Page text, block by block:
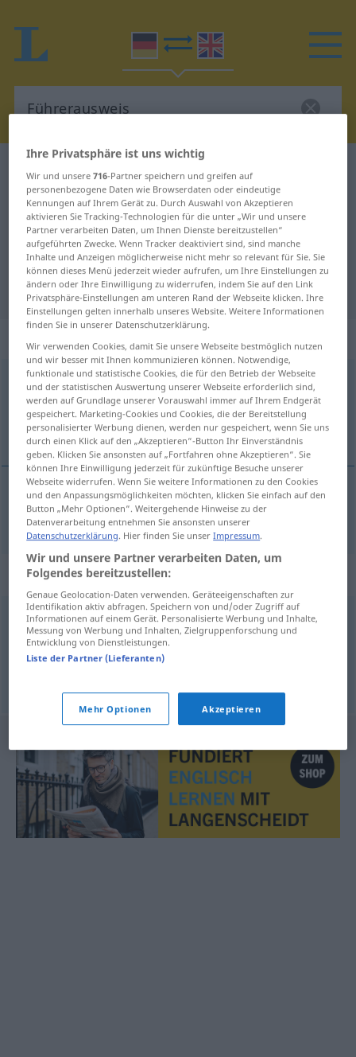
Deutsch-Englisch Übersetzung für
"Führerausweis"
"Führerausweis" Englisch
Übersetzung
„Führerausweis“ : Maskulinum
Führerausweism SCHWEIZ
Übersicht aller Übersetzungen
(Für mehr Details die Übersetzung anklicken/antippen)
FührerausweisSCHWEIZ → siehe „Führerschein“
Synonyme für "Führerausweis"
Fahrausweis (ugs., schweiz.),Pappe (ugs.),Führerschein
Lappen (ugs.)
© OpenThesaurus.de
Ihre Privatsphäre ist uns wichtig
Wir und unsere716-Partner speichern und greifen auf
personenbezogene Daten wie Browserdaten oder eindeutige
Kennungen auf Ihrem Gerät zu. Durch Auswahl von Akzeptieren
aktivieren Sie Tracking-Technologien für die unter „Wir und unsere
Partner verarbeiten Daten, um Ihnen Dienste bereitzustellen“
aufgeführten Zwecke. Wenn Tracker deaktiviert sind, sind manche
Inhalte und Anzeigen möglicherweise nicht mehr so relevant für Sie. Sie
können dieses Menü jederzeit wieder aufrufen, um Ihre Einstellungen zu
ändern oder Ihre Einwilligung zu widerrufen, indem Sie auf den Link
Privatsphäre-Einstellungen am unteren Rand der Webseite klicken. Ihre
Einstellungen gelten innerhalb unseres Website. Weitere Informationen
finden Sie in unserer Datenschutzerklärung.
Wir verwenden Cookies, damit Sie unsere Webseite bestmöglich nutzen
und wir besser mit Ihnen kommunizieren können. Notwendige,
funktionale und statistische Cookies, die für den Betrieb der Webseite
und der statistischen Auswertung unserer Webseite erforderlich sind,
werden auf Grundlage unserer Vorauswahl immer auf Ihrem Endgerät
gespeichert. Marketing-Cookies und Cookies, die der Bereitstellung
personalisierter Werbung dienen, werden nur gespeichert, wenn Sie uns
durch einen Klick auf den „Akzeptieren“-Button Ihr Einverständnis
geben. Klicken Sie ansonsten auf „Fortfahren ohne Akzeptieren“. Sie
können Ihre Einwilligung jederzeit für zukünftige Besuche unserer
Webseite widerrufen. Wenn Sie weitere Informationen zu den Cookies
und den Anpassungsmöglichkeiten möchten, klicken Sie einfach auf den
Button „Mehr Optionen“. Weitergehende Hinweise zu der
Datenverarbeitung entnehmen Sie ansonsten unserer
Datenschutzerklärung. Hier finden Sie unserImpressum.
Wir und unsere Partner verarbeiten Daten, um
Folgendes bereitzustellen:
Genaue Geolocation-Daten verwenden. Geräteeigenschaften zur
Identifikation aktiv abfragen. Speichern von und/oder Zugriff auf
Informationen auf einem Gerät. Personalisierte Werbung und Inhalte,
Messung von Werbung und Inhalten, Zielgruppenforschung und
Entwicklung von Dienstleistungen.
Liste der Partner (Lieferanten)
Mehr Optionen Akzeptieren